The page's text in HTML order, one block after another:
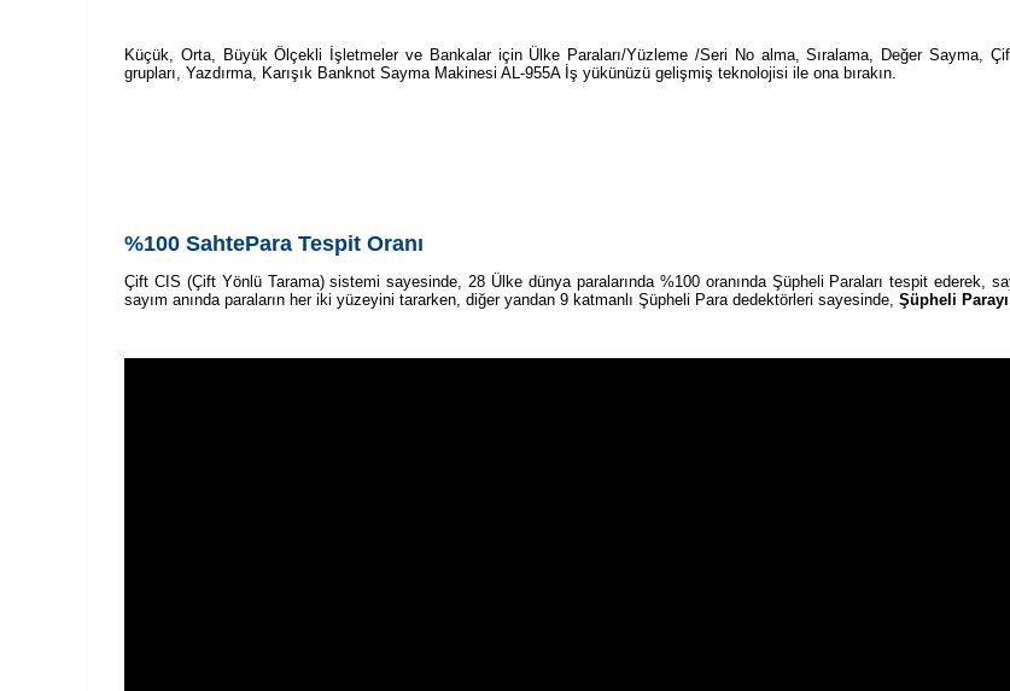
Küçük, Orta, Büyük Ölçekli İşletmeler ve Bankalar için Ülke Paraları/Yüzleme /Seri No alma, Sıralama, Değer Sayma,
grupları, Yazdırma, Karışık Banknot Sayma Makinesi AL-955A İş yükünüzü gelişmiş teknolojisi ile ona bırakın.
%100 SahtePara Tespit Oranı
Çift CIS (Çift Yönlü Tarama) sistemi sayesinde, 28 Ülke dünya paralarında %100 oranında Şüpheli Paraları tespit ederek,
sayım anında paraların her iki yüzeyini tararken, diğer yandan 9 katmanlı Şüpheli Para dedektörleri sayesinde, Şüpheli